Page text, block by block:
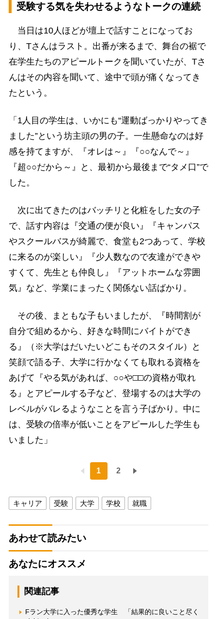
受験する気を失わせるようなトークの連続
当日は10人ほどが壇上で話すことになってお
り、Tさんはラスト。出番が来るまで、舞台の裾で
在学生たちのアピールトークを聞いていたが、Tさ
んはその内容を聞いて、途中で頭が痛くなってき
たという。
「1人目の学生は、いかにも“運動ばっかりやってき
ました”という坊主頭の男の子。一生懸命なのは好
感を持てますが、『オレは～』『○○なんで～』
『超○○だから～』と、最初から最後まで“タメ口”で
した。
次に出てきたのはバッチリと化粧をした女の子
で、話す内容は『交通の便が良い』『キャンパス
やスクールバスが綺麗で、食堂も2つあって、学校
に来るのが楽しい』『少人数なので友達ができや
すくて、先生とも仲良し』『アットホームな雰囲
気』など、学業にまったく関係ない話ばかり。
その後、まともな子もいましたが、『時間割が
自分で組めるから、好きな時間にバイトができ
る』（※大学はだいたいどこもそのスタイル）と
笑顔で語る子、大学に行かなくても取れる資格を
あげて『やる気があれば、○○や□□の資格が取れ
る』とアピールする子など、登場するのは大学の
レベルがバレるようなことを言う子ばかり。中に
は、受験の倍率が低いことをアピールした学生も
いました」
1 2
キャリア 受験 大学 学校 就職
あわせて読みたい
あなたにオススメ
関連記事
Fラン大学に入った優秀な学生 「結果的に良いこと尽く